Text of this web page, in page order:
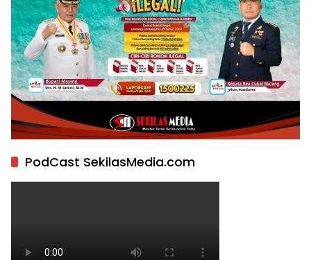
PodCast SekilasMedia.com